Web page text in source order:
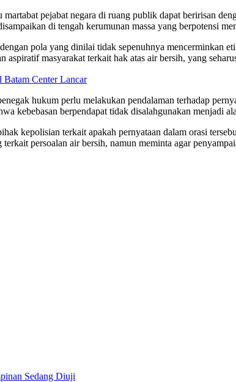
pejabat negara di ruang publik dapat beririsan
di tengah kerumunan massa yang berpotensi
pola yang dinilai tidak sepenuhnya mencerminkan
aspiratif masyarakat terkait hak atas air bersih, yang
Batam Center Lancar
hukum perlu melakukan pendalaman terhadap
kebebasan berpendapat tidak disalahgunakan
kepolisian terkait apakah pernyataan dalam orasi
persoalan air bersih, namun meminta agar
Sedang Diuji